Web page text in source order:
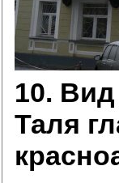
10.
Таля